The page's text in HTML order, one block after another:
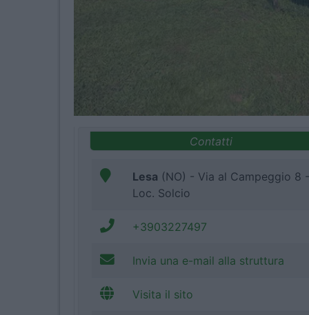
Contatti
Lesa (NO) - Via al Campeggio 8 -
Loc. Solcio
+3903227497
Invia una e-mail alla struttura
Visita il sito